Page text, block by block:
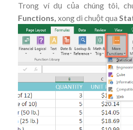
Trong ví dụ của chúng tôi,
Functions, xong di chuột qua